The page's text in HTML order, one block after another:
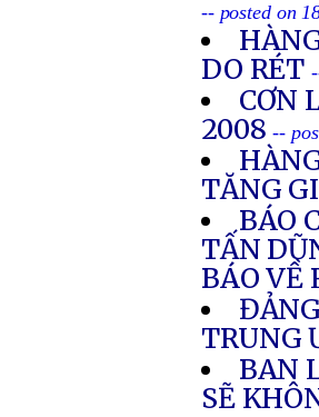
-- posted on
DO RÉT
CƠN
2008--
TĂNG
BÁO
TẤN
BÁO VỀ
TRUNG
BAN
SẼ